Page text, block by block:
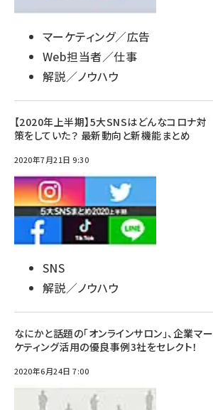
マーケティング／広告
Web担当者／仕事
解説／ノウハウ
【2020年上半期】5大SNSはどんなコロナ対
策をしていた？ 最新動向と新機能まとめ
2020年7月21日 9:30
SNS
解説／ノウハウ
なにかと話題の「オンラインサロン」、企業マー
ケティング活用の優良事例3社をセレクト！
2020年6月24日 7:00